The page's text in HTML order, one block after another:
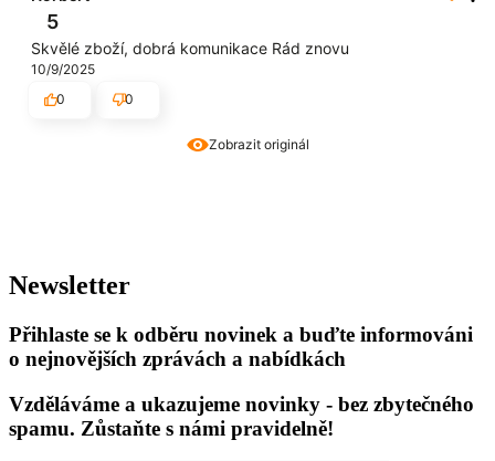
Zobrazit originál
5
Skvělé zboží, dobrá komunikace Rád znovu
10/9/2025
0
0
Newsletter
Přihlaste se k odběru novinek a buďte informováni
o nejnovějších zprávách a nabídkách
Vzděláváme a ukazujeme novinky - bez zbytečného
spamu. Zůstaňte s námi pravidelně!